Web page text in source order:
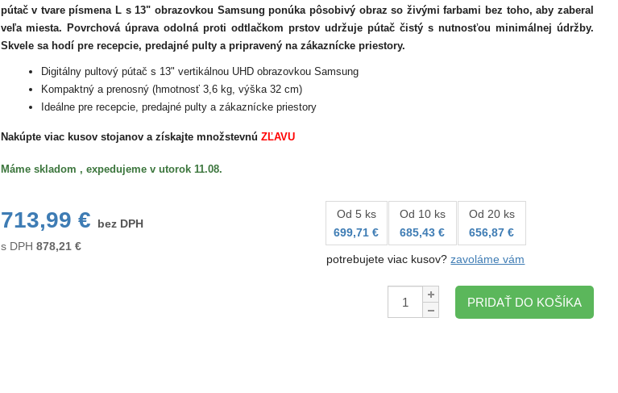
pútač v tvare písmena L s 13" obrazovkou Samsung ponúka pôsobivý obraz so živými farbami bez toho, aby zaberal
veľa miesta. Povrchová úprava odolná proti odtlačkom prstov udržuje pútač čistý s nutnosťou minimálnej údržby.
Skvele sa hodí pre recepcie, predajné pulty a pripravený na zákaznícke priestory.
Digitálny pultový pútač s 13" vertikálnou UHD obrazovkou Samsung
Kompaktný a prenosný (hmotnosť 3,6 kg, výška 32 cm)
Ideálne pre recepcie, predajné pulty a zákaznícke priestory
Nakúpte viac kusov stojanov a získajte množstevnú ZĽAVU
Máme skladom , expedujeme v utorok 11.08.
713,99 €
bez DPH
s DPH 878,21€
Od 5 ks
699,71 €
Od 10 ks
685,43 €
Od 20 ks
656,87 €
potrebujete viac kusov?zavoláme vám
Množstvo:
PRIDAŤ DO KOŠÍKA